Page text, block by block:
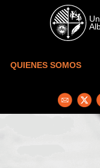
Skip to main content
QUIENES SOMOS